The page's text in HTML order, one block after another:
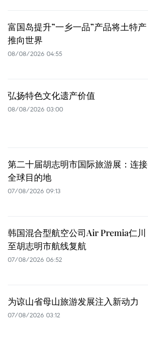
富国岛提升”一乡一品”产品将土特产
推向世界
08/08/2026 04:55
弘扬特色文化遗产价值
08/08/2026 03:00
第二十届胡志明市国际旅游展：连接
全球目的地
07/08/2026 09:13
韩国混合型航空公司Air Premia仁川
至胡志明市航线复航
07/08/2026 06:52
为谅山省母山旅游发展注入新动力
07/08/2026 03:12